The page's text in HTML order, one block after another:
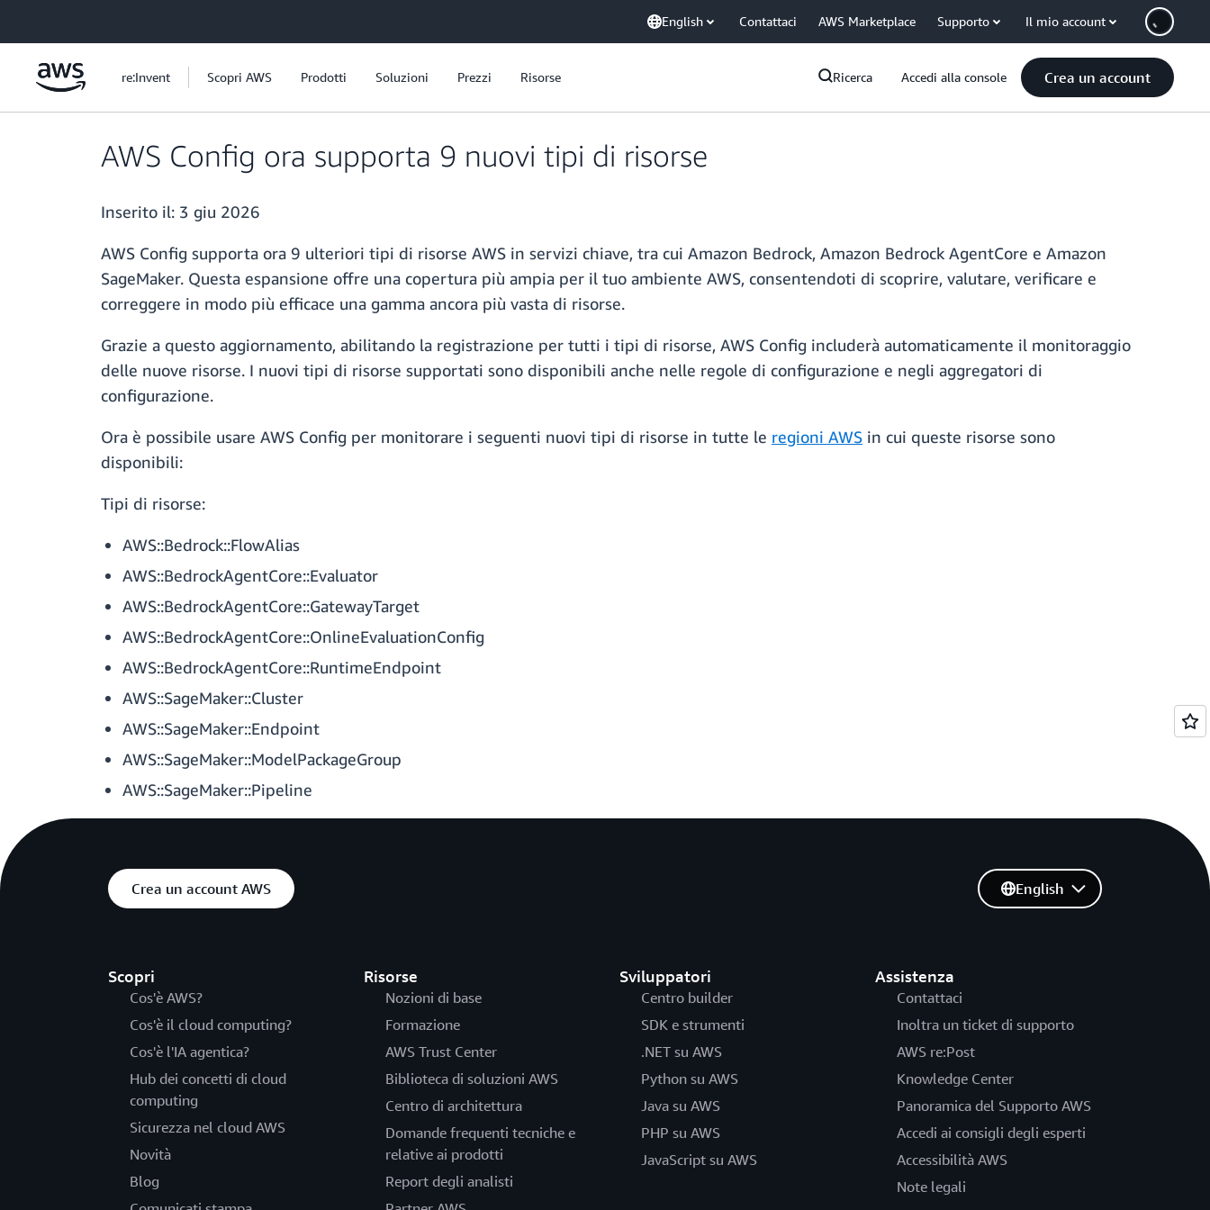
English Contattaci AWS Marketplace Supporto Il mio account
re:Invent Scopri AWS Prodotti Soluzioni Prezzi Risorse Ricerca Accedi alla console Crea un account
AWS Config ora supporta 9 nuovi tipi di risorse
Inserito il: 3 giu 2026
AWS Config supporta ora 9 ulteriori tipi di risorse AWS in servizi chiave, tra cui Amazon Bedrock, Amazon Bedrock AgentCore e Amazon
SageMaker. Questa espansione offre una copertura più ampia per il tuo ambiente AWS, consentendoti di scoprire, valutare, verificare e
correggere in modo più efficace una gamma ancora più vasta di risorse.
Grazie a questo aggiornamento, abilitando la registrazione per tutti i tipi di risorse, AWS Config includerà automaticamente il monitoraggio
delle nuove risorse. I nuovi tipi di risorse supportati sono disponibili anche nelle regole di configurazione e negli aggregatori di
configurazione.
Ora è possibile usare AWS Config per monitorare i seguenti nuovi tipi di risorse in tutte le regioni AWS in cui queste risorse sono
disponibili:
Tipi di risorse:
AWS::Bedrock::FlowAlias
AWS::BedrockAgentCore::Evaluator
AWS::BedrockAgentCore::GatewayTarget
AWS::BedrockAgentCore::OnlineEvaluationConfig
AWS::BedrockAgentCore::RuntimeEndpoint
AWS::SageMaker::Cluster
AWS::SageMaker::Endpoint
AWS::SageMaker::ModelPackageGroup
AWS::SageMaker::Pipeline
Crea un account AWS
Scopri
Cos'è AWS?
Cos'è il cloud computing?
Cos'è l'IA agentica?
Hub dei concetti di cloud
computing
Sicurezza nel cloud AWS
Novità
Blog
Risorse
Nozioni di base
Formazione
AWS Trust Center
Biblioteca di soluzioni AWS
Centro di architettura
Domande frequenti tecniche e
relative ai prodotti
Report degli analisti
Sviluppatori
Centro builder
SDK e strumenti
.NET su AWS
Python su AWS
Java su AWS
PHP su AWS
JavaScript su AWS
Assistenza
Contattaci
Inoltra un ticket di supporto
AWS re:Post
Knowledge Center
Panoramica del Supporto AWS
Accedi ai consigli degli esperti
Accessibilità AWS
Note legali
English